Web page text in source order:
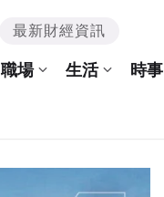
最新財經資訊
職場 生活 時事